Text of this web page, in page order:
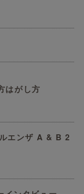
はがし方
エンザ A & B 2